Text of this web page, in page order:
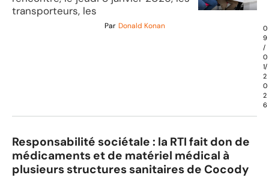
transporteurs, les
Par Donald Konan
0
9
/
0
1/
2
0
2
6
Responsabilité sociétale : la RTI fait don de
médicaments et de matériel médical à
plusieurs structures sanitaires de Cocody